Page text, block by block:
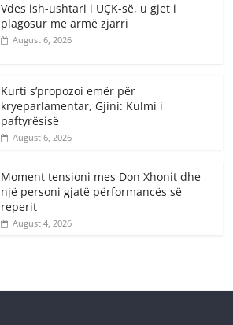
Vdes ish-ushtari i UÇK-së, u gjet i
plagosur me armë zjarri
August 6, 2026
Kurti s’propozoi emër për
kryeparlamentar, Gjini: Kulmi i
paftyrësisë
August 6, 2026
Moment tensioni mes Don Xhonit dhe
një personi gjatë përformancës së
reperit
August 4, 2026